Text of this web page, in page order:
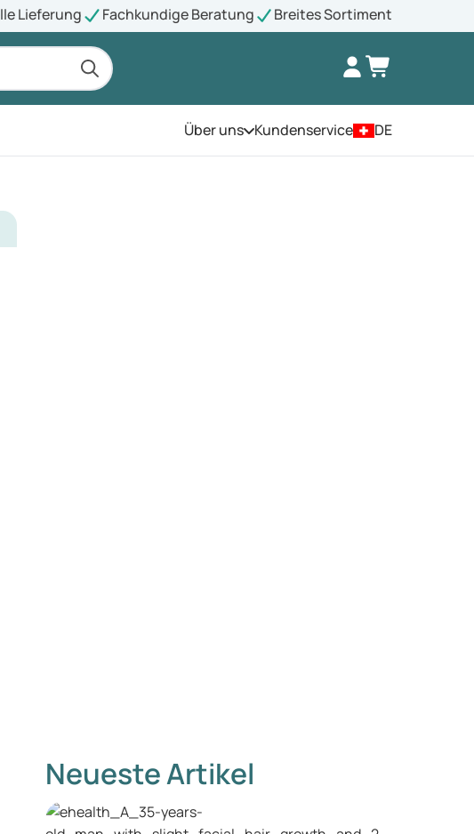
Lieferung Fachkundige Beratung Breites Sortiment
Über unsÖffnen Sie das Menü
Kundenservice DE
Neueste Artikel